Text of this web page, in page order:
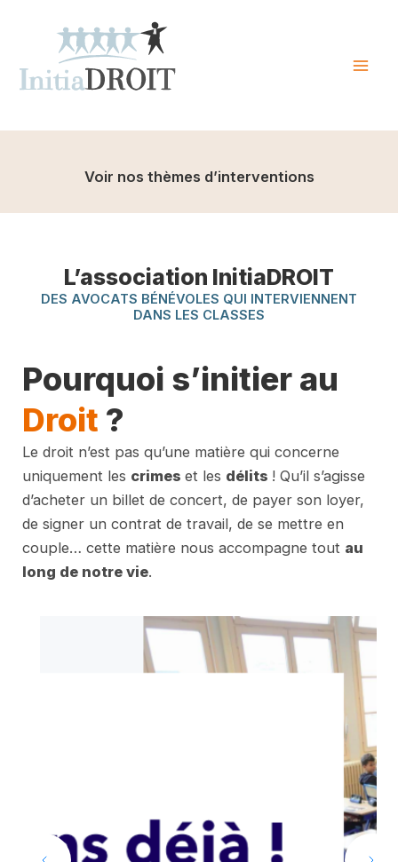
Voir nos thèmes d’interventions
L’association InitiaDROIT
DES AVOCATS BÉNÉVOLES QUI INTERVIENNENT
DANS LES CLASSES
Pourquoi s’initier au
Droit ?
Le droit n’est pas qu’une matière qui concerne
uniquement les crimes et les délits ! Qu’il s’agisse
d’acheter un billet de concert, de payer son loyer,
de signer un contrat de travail, de se mettre en
couple… cette matière nous accompagne tout au
long de notre vie.